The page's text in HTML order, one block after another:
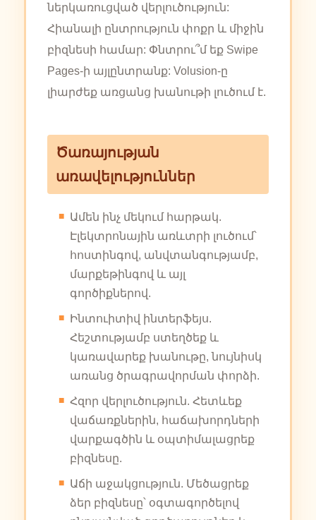
ներկառուցված վերլուծություն:
Հիանալի ընտրություն փոքր և միջին
բիզնեսի համար: Փնտրու՞մ եք Swipe
Pages-ի այլընտրանք: Volusion-ը
լիարժեք առցանց խանութի լուծում է.
Ծառայության
առավելություններ
Ամեն ինչ մեկում հարթակ.
Էլեկտրոնային առևտրի լուծում՝
հոստինգով, անվտանգությամբ,
մարքեթինգով և այլ
գործիքներով.
Ինտուիտիվ ինտերֆեյս.
Հեշտությամբ ստեղծեք և
կառավարեք խանութը, նույնիսկ
առանց ծրագրավորման փորձի.
Հզոր վերլուծություն. Հետևեք
վաճառքներին, հաճախորդների
վարքագծին և օպտիմալացրեք
բիզնեսը.
Աճի աջակցություն. Մեծացրեք
ձեր բիզնեսը՝ օգտագործելով